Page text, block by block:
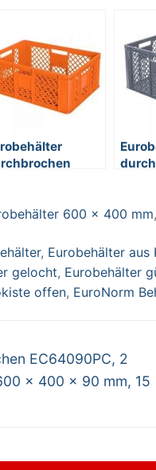
600 x 400 x
grau
600 x 400 mm,
, Eurobehälter aus
gelocht, Eurobehälter
offen, EuroNorm
EC64090PC, 2
x 400 x 90 mm, 15